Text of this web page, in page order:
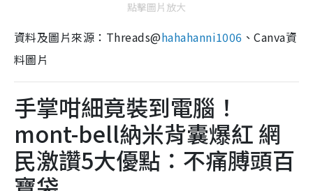
點擊圖片放大
資料及圖片來源：Threads@hahahanni1006 、Canva資
料圖片
手掌咁細竟裝到電腦！
mont-bell納米背囊爆紅 網
民激讚5大優點：不痛膊頭百